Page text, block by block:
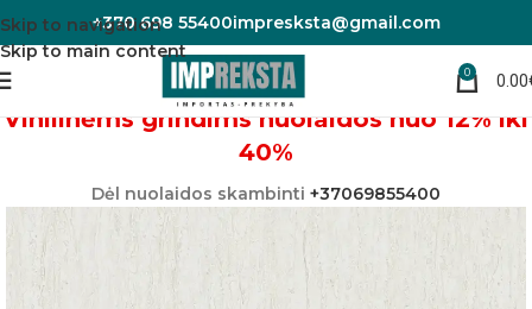
Skip to navigation
Skip to main content
+370 698 55400impresksta@gmail.com
0 0.00
Pradžia Linoleumas/PVC danga
Vinilinėms grindims nuolaidos nuo 12% iki
40%
Dėl nuolaidos skambinti +37069855400